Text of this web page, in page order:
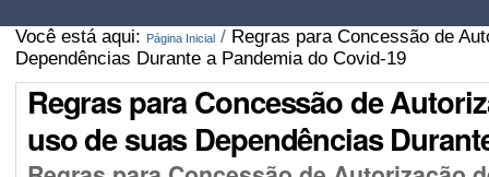
Você está aqui: Página Inicial / Regras para Concessão de
Dependências Durante a Pandemia do Covid-19
Regras para Concessão de
uso de suas Dependências